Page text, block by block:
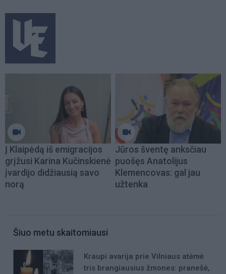
Į Klaipėdą iš emigracijos
grįžusi Karina Kučinskienė
įvardijo didžiausią savo
norą
Jūros šventę anksčiau
puošęs Anatolijus
Klemencovas: gal jau
užtenka
Šiuo metu skaitomiausi
Kraupi avarija prie Vilniaus atėmė
tris brangiausius žmones: pranešė,